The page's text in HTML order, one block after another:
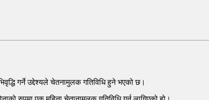
आदेश
गर्ने उद्देश्यले चेतनामुलक गतिविधि हुने भएको छ।